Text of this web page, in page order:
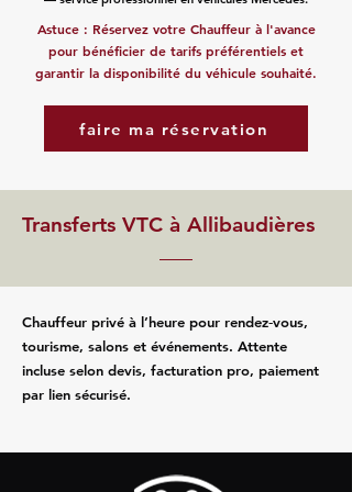
Astuce : Réservez votre Chauffeur à l'avance
pour bénéficier de tarifs préférentiels et
garantir la disponibilité du véhicule souhaité.
faire ma réservation
Transferts VTC à Allibaudières
Chauffeur privé à l’heure pour rendez‑vous,
tourisme, salons et événements. Attente
incluse selon devis, facturation pro, paiement
par lien sécurisé.